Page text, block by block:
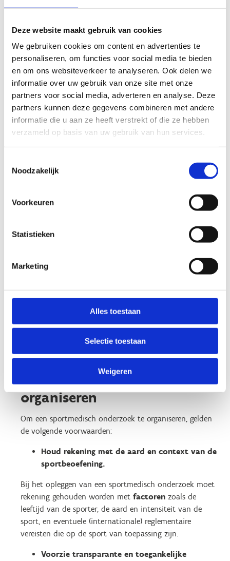
Deze website maakt gebruik van cookies
We gebruiken cookies om content en advertenties te
personaliseren, om functies voor social media te bieden
en om ons websiteverkeer te analyseren. Ook delen we
informatie over uw gebruik van onze site met onze
partners voor social media, adverteren en analyse. Deze
partners kunnen deze gegevens combineren met andere
informatie die u aan ze heeft verstrekt of die ze hebben
verzameld op basis van uw gebruik van hun services.
Noodzakelijk
Voorkeuren
Statistieken
Marketing
Alles toestaan
Selectie toestaan
Weigeren
kwaliteitsstandaard handvaten bij het uitwerken van
hun visie en het maken van een onderbouwde keuze
over het al dan niet verplichten van of adviseren over
een sportmedisch onderzoek naar haar sporters. De
flowchartbij de Kwaliteitsstandaard Sportmedisch
Geschiktheidsonderzoek begeleidt sportorganisaties stap
voor stap door dit beslissingsproces. Het volgende
webinarverduidelijkt dit alles voor sportorganisaties en
sportaanbieders.
geschiktheidsonderzoek
vinden in de kwaliteitsstandaard aanbevelingen
over de inhoud en de frequentie van een sportmedisch
(het eerste deel van dit webinar is identiek aan het
webinar voor sportorganisaties).
Voorwaarden om een
sportmedisch onderzoek te
organiseren
Om een sportmedisch onderzoek te organiseren, gelden
de volgende voorwaarden:
Houd rekening met de aard en context van de
sportbeoefening.
Bij het opleggen van een sportmedisch onderzoek moet
rekening gehouden worden met factoren zoals de
leeftijd van de sporter, de aard en intensiteit van de
sport, en eventuele (internationale) reglementaire
vereisten die op de sport van toepassing zijn.
Voorzie transparante en toegankelijke